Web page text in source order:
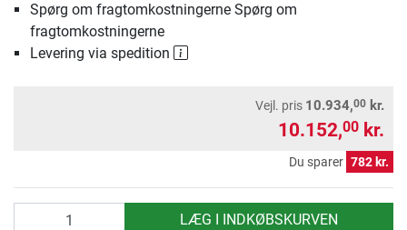
Spørg om fragtomkostningerne Spørg om
fragtomkostningerne
Levering via spedition
Vejl. pris 10.934,00 kr.
10.152,00 kr.
Du sparer 782 kr.
LÆG I INDKØBSKURVEN